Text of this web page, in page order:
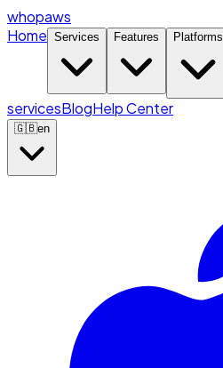
whopaws
Home Services Features Platforms
servicesBlogHelp Center
🇬🇧en